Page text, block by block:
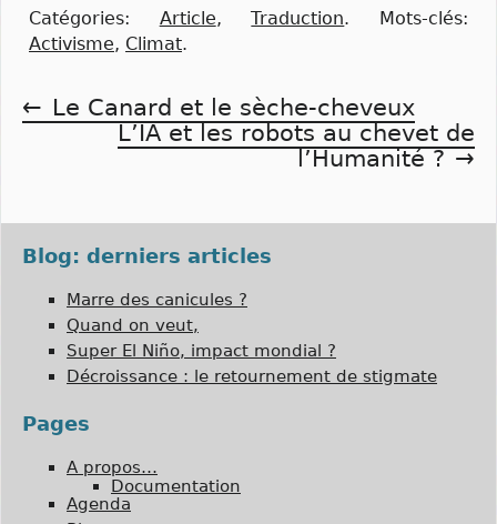
Catégories: Article,Traduction. Mots-clés:
Activisme, Climat.
Navigation
Le Canard et le sèche-cheveux
L’IA et les robots au chevet de
l’Humanité ?
Blog: derniers articles
Marre des canicules ?
Quand on veut,
Super El Niño, impact mondial ?
Décroissance : le retournement de stigmate
Pages
A propos…
Documentation
Agenda